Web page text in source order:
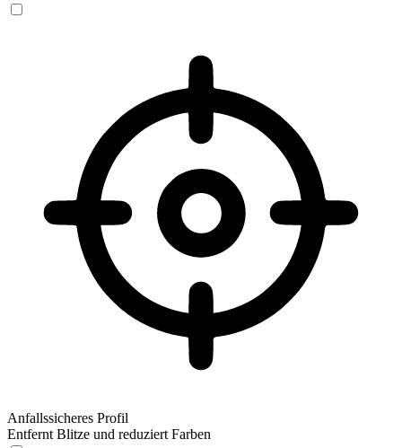
Anfallssicheres Profil
Entfernt Blitze und reduziert Farben